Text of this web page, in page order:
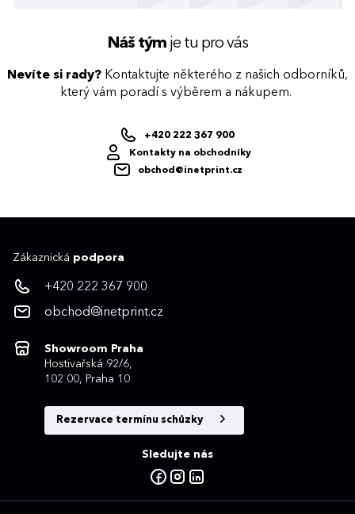
Náš týmje tu pro vás
Nevíte si rady? Kontaktujte některého z našich odborníků,
který vám poradí s výběrem a nákupem.
+420 222 367 900
Kontakty na obchodníky
obchod@inetprint.cz
Zákaznická podpora
+420 222 367 900
obchod@inetprint.cz
Showroom Praha
Hostivařská 92/6,
102 00, Praha 10
Rezervace termínu schůzky
Sledujte nás